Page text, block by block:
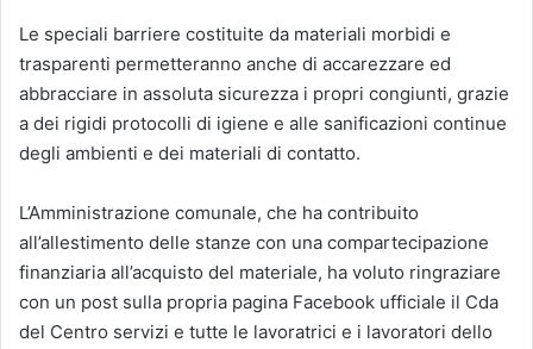
Le speciali barriere costituite da materiali morbidi e
trasparenti permetteranno anche di accarezzare ed
abbracciare in assoluta sicurezza i propri congiunti, grazie
a dei rigidi protocolli di igiene e alle sanificazioni continue
degli ambienti e dei materiali di contatto.
L’Amministrazione comunale, che ha contribuito
all’allestimento delle stanze con una compartecipazione
finanziaria all’acquisto del materiale, ha voluto ringraziare
con un post sulla propria pagina Facebook ufficiale il Cda
del Centro servizi e tutte le lavoratrici e i lavoratori dello